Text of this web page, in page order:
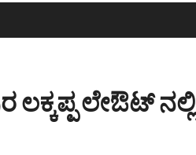
ಲಕ್ಕಪ್ಪ ಲೇಔಟ್ ನಲ್ಲಿ